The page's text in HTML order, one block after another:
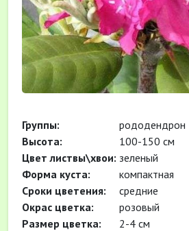
Группы:
рододендрон
Высота:
100-150 см
Цвет листвы\хвои: зеленый
Форма куста:
компактная
Сроки цветения:
средние
Окрас цветка:
розовый
Размер цветка:
2-4 см